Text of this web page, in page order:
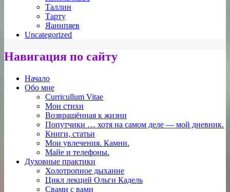
Таллин
Тарту
Яанипяев
Uncategorized
Навигация по сайту
Начало
Обо мне
Curricullum Vitae
Мои стихи
Возвращённая к жизни
Попутчики … хотя на самом деле — мой дневник.
Книги, статьи
Мои увлечения. Камни.
Майе и телефоны.
Духовные практики
Холотропное дыхание
Цикл лекций Ольги Кадель
Свами с вами